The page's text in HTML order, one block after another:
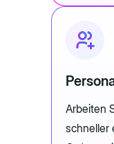
Arbeiten
schneller